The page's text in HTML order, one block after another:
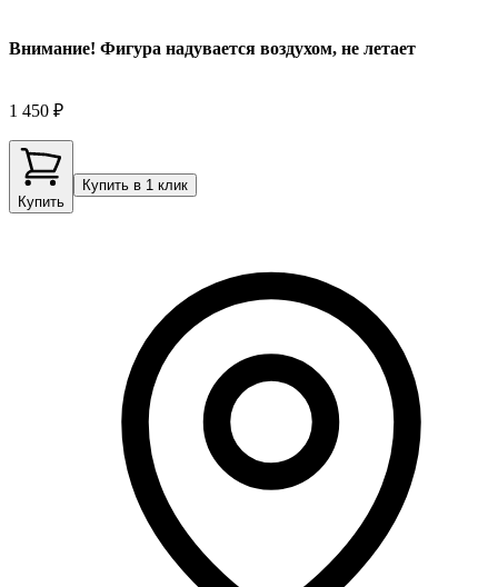
Внимание! Фигура надувается воздухом, не летает
1 450 ₽
Купить
Купить в 1 клик